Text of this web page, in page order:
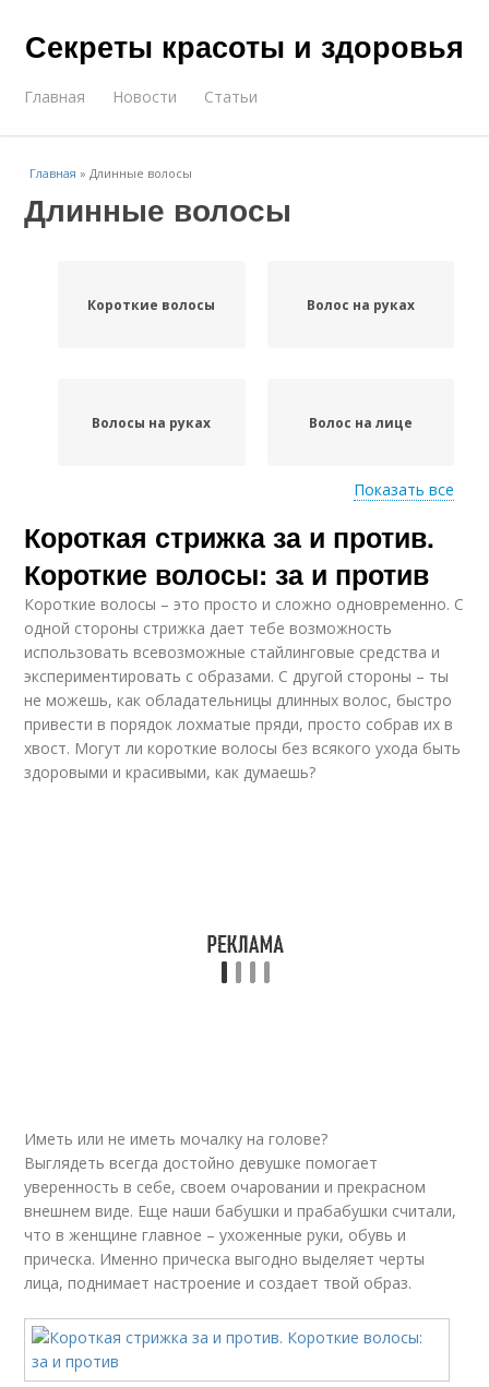
Секреты красоты и здоровья
Главная Новости Статьи
Главная »Длинные волосы
Длинные волосы
Короткие волосы Волос на руках
Волосы на руках Волос на лице
Волос с помощью
Показать все
Короткая стрижка за и против.
Короткие волосы: за и против
Короткие волосы – это просто и сложно одновременно. С
одной стороны стрижка дает тебе возможность
использовать всевозможные стайлинговые средства и
экспериментировать с образами. С другой стороны – ты
не можешь, как обладательницы длинных волос, быстро
привести в порядок лохматые пряди, просто собрав их в
хвост. Могут ли короткие волосы без всякого ухода быть
здоровыми и красивыми, как думаешь?
Иметь или не иметь мочалку на голове?
Выглядеть всегда достойно девушке помогает
уверенность в себе, своем очаровании и прекрасном
внешнем виде. Еще наши бабушки и прабабушки считали,
что в женщине главное – ухоженные руки, обувь и
прическа. Именно прическа выгодно выделяет черты
лица, поднимает настроение и создает твой образ.